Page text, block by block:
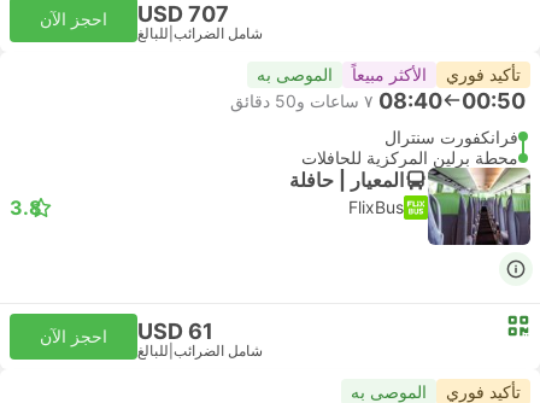
USD 707
شامل الضرائب للبالغ
احجز الآن
تأكيد فوري الأكثر مبيعاً الموصى به
00:50
08:40 ٧ ساعات و‫50 دقائق
فرانكفورت سنترال
محطة برلين المركزية للحافلات
المعيار | حافلة
FlixBus
3.8
USD 61
شامل الضرائب للبالغ
احجز الآن
تأكيد فوري الموصى به